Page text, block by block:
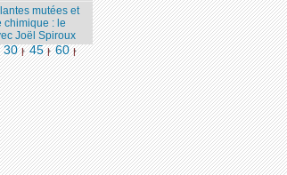
mutées et
chimique : le
Joël Spiroux
30 | 45 | 60 |